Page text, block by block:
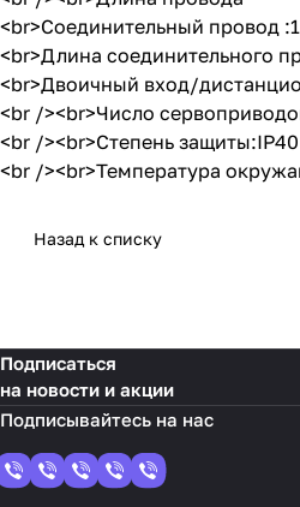
<br>Cоединительный провод
<br>Длина соединительного
<br>Двоичный вход/
<br /><br>Число
<br /><br>Степень защиты:IP40
<br /><br>Температура
Назад к списку
Подписаться
на новости и акции